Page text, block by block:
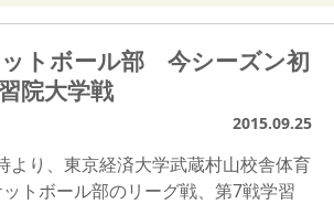
トボール部 今シーズン初
院大学戦
2015.09.25
より、東京経済大学武蔵村山校舎体育
トボール部のリーグ戦、第7戦学習